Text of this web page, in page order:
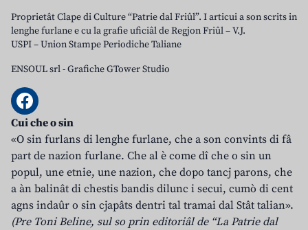
Proprietât Clape di Culture “Patrie dal Friûl”. I articui a son scrits in
lenghe furlane e cu la grafie uficiâl de Regjon Friûl – V.J.
USPI – Union Stampe Periodiche Taliane
ENSOUL srl-Grafiche GTower Studio
Cui che o sin
«O sin furlans di lenghe furlane, che a son convints di fâ
part de nazion furlane. Che al è come dî che o sin un
popul, une etnie, une nazion, che dopo tancj parons, che
a àn balinât di chestis bandis dilunc i secui, cumò di cent
agns indaûr o sin cjapâts dentri tal tramai dal Stât talian».
(Pre Toni Beline, sul so prin editoriâl de “La Patrie dal